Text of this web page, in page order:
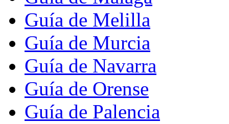
Guía de Melilla
Guía de Murcia
Guía de Navarra
Guía de Orense
Guía de Palencia